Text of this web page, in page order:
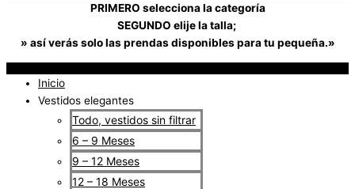
PRIMERO selecciona la categoría
SEGUNDO elije la talla;
» así verás solo las prendas disponibles para tu pequeña.»
Inicio
Vestidos elegantes
Todo, vestidos sin filtrar
6 – 9 Meses
9 – 12 Meses
12 – 18 Meses